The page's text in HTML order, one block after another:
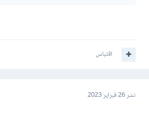
اقتباس
نشر26 فبراير 2023